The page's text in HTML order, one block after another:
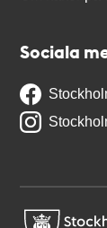
Sociala